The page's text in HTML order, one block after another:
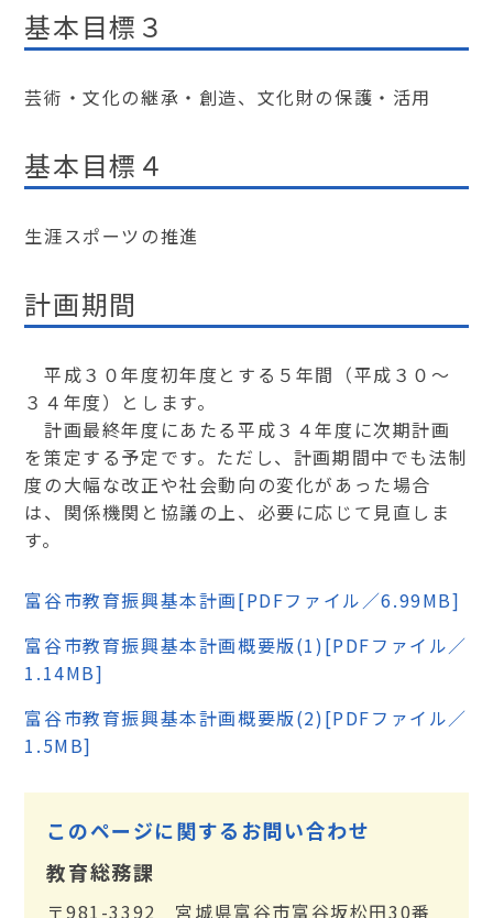
基本目標３
芸術・文化の継承・創造、文化財の保護・活用
基本目標４
生涯スポーツの推進
計画期間
平成３０年度初年度とする５年間（平成３０～
３４年度）とします。
計画最終年度にあたる平成３４年度に次期計画
を策定する予定です。ただし、計画期間中でも法制
度の大幅な改正や社会動向の変化があった場合
は、関係機関と協議の上、必要に応じて見直しま
す。
富谷市教育振興基本計画[PDFファイル／6.99MB]
富谷市教育振興基本計画概要版(1)[PDFファイル／
1.14MB]
富谷市教育振興基本計画概要版(2)[PDFファイル／
1.5MB]
このページに関するお問い合わせ
教育総務課
〒981-3392 宮城県富谷市富谷坂松田30番